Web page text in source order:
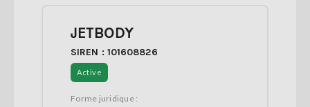
JETBODY
SIREN : 101608826
Active
Forme juridique :